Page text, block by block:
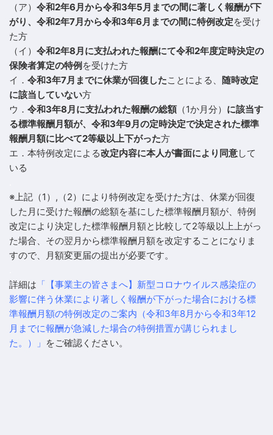
（ア） 令和2年6月から令和3年5月までの間に著しく報酬が下
がり、令和2年7月から令和3年6月までの間に特例改定を受け
た方
（イ） 令和2年8月に支払われた報酬にて令和2年度定時決定の
保険者算定の特例を受けた方
イ． 令和3年7月までに休業が回復したことによる、 随時改定
に該当していない方
ウ． 令和3年8月に支払われた報酬の総額（1か月分） に該当す
る標準報酬月額が、令和3年9月の定時決定で決定された標準
報酬月額に比べて2等級以上下がった方
エ．本特例改定による改定内容に本人が書面により同意して
いる
※上記（1）,（2）により特例改定を受けた方は、休業が回復
した月に受けた報酬の総額を基にした標準報酬月額が、特例
改定により決定した標準報酬月額と比較して2等級以上上がっ
た場合、その翌月から標準報酬月額を改定することになりま
すので、月額変更届の提出が必要です。
詳細は 「【事業主の皆さまへ】新型コロナウイルス感染症の
影響に伴う休業により著しく報酬が下がった場合における標
準報酬月額の特例改定のご案内（令和3年8月から令和3年12
月までに報酬が急減した場合の特例措置が講じられまし
た。）」 をご確認ください。